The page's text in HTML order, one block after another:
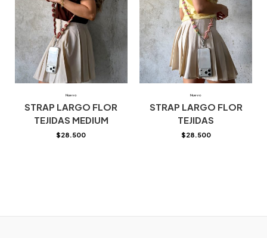
Nuevo
STRAP LARGO FLOR
TEJIDAS MEDIUM
$28.500
Nuevo
STRAP LARGO FLOR
TEJIDAS
$28.500